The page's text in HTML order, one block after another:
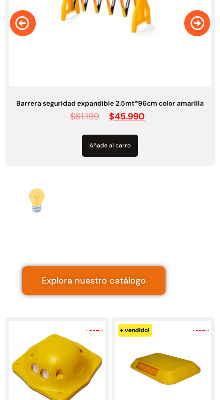
Barrera seguridad expandible 2.35mt*1,07cm color rojo
$104.277 $72.490
Añade al carro
Explora nuestro catálogo
-21% + vendido! -17%